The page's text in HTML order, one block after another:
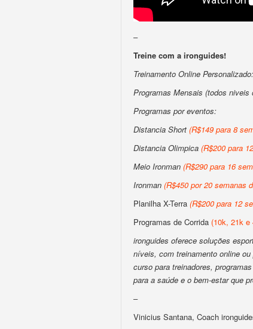
–
Treine com a ironguides!
Treinamento Online
Programas Mensais (todos
Programas por eventos:
Distancia Short (R$149 para 8
Distancia Olimpica (R$200 para
Meio Ironman (R$290 para 16
Ironman (R$450 por 20 semanas
Planilha X-Terra (R$200 para 12
Programas de Corrida (10k, 21k e
ironguides oferece soluções
níveis, com treinamento online
curso para treinadores,
para a saúde e o bem-estar que
–
Vinicius Santana, Coach